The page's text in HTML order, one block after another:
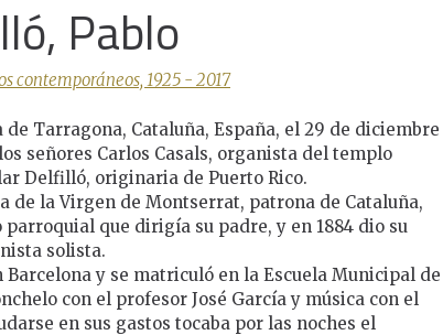
Pablo
contemporáneos, 1925 - 2017
Tarragona, Cataluña, España, el 29 de diciembre
señores Carlos Casals, organista del templo
Delfilló, originaria de Puerto Rico.
de la Virgen de Montserrat, patrona de Cataluña,
parroquial que dirigía su padre, y en 1884 dio su
solista.
Barcelona y se matriculó en la Escuela Municipal de
con el profesor José García y música con el
en sus gastos tocaba por las noches el